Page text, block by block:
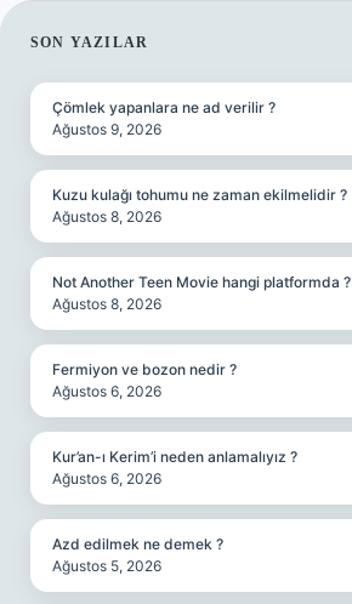
SIDEBAR
SON YAZILAR
Çömlek yapanlara ne ad verilir ?
Ağustos 9, 2026
Kuzu kulağı tohumu ne zaman ekilmelidir ?
Ağustos 8, 2026
Not Another Teen Movie hangi platformda ?
Ağustos 8, 2026
Fermiyon ve bozon nedir ?
Ağustos 6, 2026
Kur’an-ı Kerim’i neden anlamalıyız ?
Ağustos 6, 2026
Azd edilmek ne demek ?
Ağustos 5, 2026